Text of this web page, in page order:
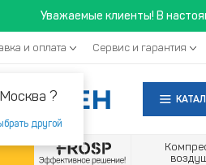
Уважаемые клиенты! В
Москва ?
другой
и оплата Сервис и гарантия